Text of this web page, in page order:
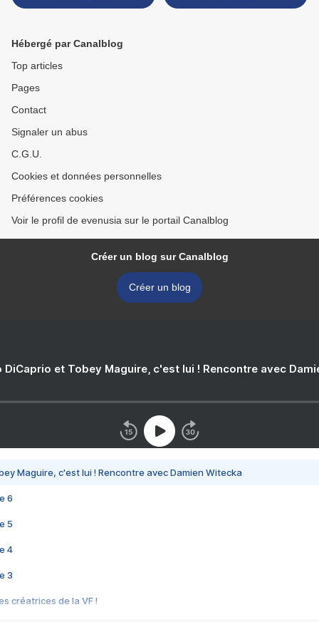
Hébergé par Canalblog
Top articles
Pages
Contact
Signaler un abus
C.G.U.
Cookies et données personnelles
Préférences cookies
Voir le profil de evenusia sur le portail Canalblog
Créer un blog sur Canalblog
Créer un blog
DiCaprio et Tobey Maguire, c'est lui ! Rencontre avec
Maguire, c'est lui ! Rencontre avec Damien Witecka
6
5
4
3
créatrices de la VF !